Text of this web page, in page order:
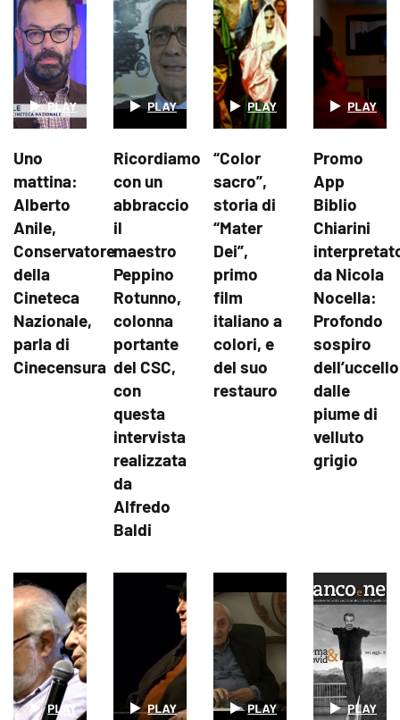
Uno
mattina:
Alberto
Anile,
Conservatore
della
Cineteca
Nazionale,
parla di
Cinecensura
Ricordiamo
con un
abbraccio
il
maestro
Peppino
Rotunno,
colonna
portante
del CSC,
con
questa
intervista
realizzata
da
Alfredo
Baldi
“Color
sacro”,
storia di
“Mater
Dei”,
primo
film
italiano a
colori, e
del suo
restauro
Promo
App
Biblio
Chiarini
da Nicola
Nocella:
Profondo
sospiro
dell’uccello
dalle
piume di
velluto
grigio